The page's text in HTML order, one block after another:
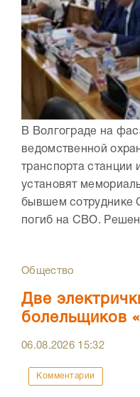
В Волгограде на
ведомственной
транспорта станции
установят
бывшем сотруднике
погиб на СВО.
Общество
Две
болельщиков
06.08.2026 15:32
Комментарии